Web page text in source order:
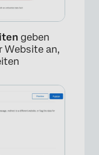
geben
Website an,